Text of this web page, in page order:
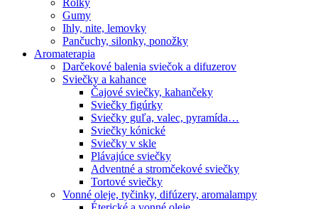
Rolky
Gumy
Ihly, nite, lemovky
Pančuchy, silonky, ponožky
Aromaterapia
Darčekové balenia sviečok a difuzerov
Sviečky a kahance
Čajové sviečky, kahančeky
Sviečky figúrky
Sviečky guľa, valec, pyramída…
Sviečky kónické
Sviečky v skle
Plávajúce sviečky
Adventné a stromčekové sviečky
Tortové sviečky
Vonné oleje, tyčinky, difúzery, aromalampy